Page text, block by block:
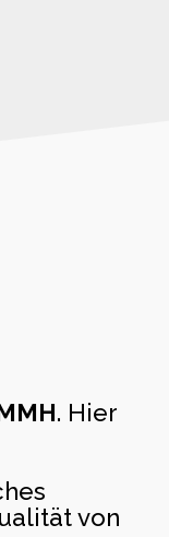
. Hier
von